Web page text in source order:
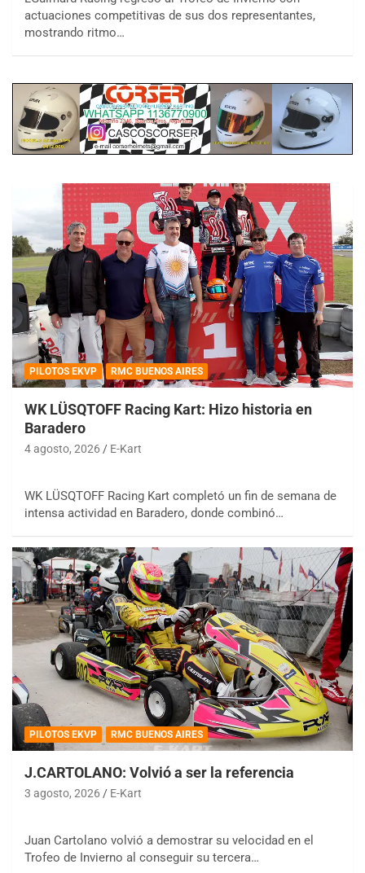
actuaciones competitivas de sus dos representantes,
mostrando ritmo…
PILOTOS EKVP RMC BUENOS AIRES
WK LÜSQTOFF Racing Kart: Hizo historia en
Baradero
4 agosto, 2026 E-Kart
WK LÜSQTOFF Racing Kart completó un fin de semana de
intensa actividad en Baradero, donde combinó…
PILOTOS EKVP RMC BUENOS AIRES
J.CARTOLANO: Volvió a ser la referencia
3 agosto, 2026 E-Kart
Juan Cartolano volvió a demostrar su velocidad en el
Trofeo de Invierno al conseguir su tercera…
COBERTURA ESPECIAL DE E-KART.COM.AR
08/09-AGO